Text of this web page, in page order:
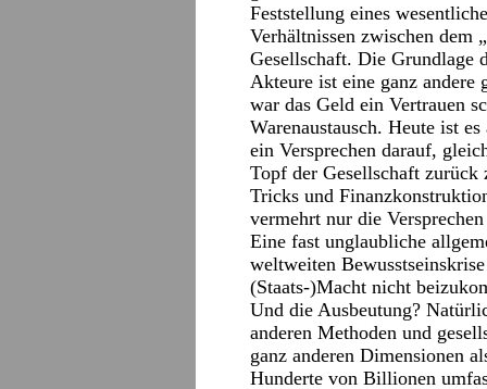
Feststellung eines
Verhältnissen zwischen dem
Gesellschaft. Die Grundlage
Akteure ist eine ganz andere
war das Geld ein Vertrauen
Warenaustausch. Heute ist
ein Versprechen darauf,
Topf der Gesellschaft zurück
Tricks und
vermehrt nur die
Eine fast unglaubliche
weltweiten
(Staats-)Macht nicht
Und die Ausbeutung?
anderen Methoden und
ganz anderen Dimensionen
Hunderte von Billionen